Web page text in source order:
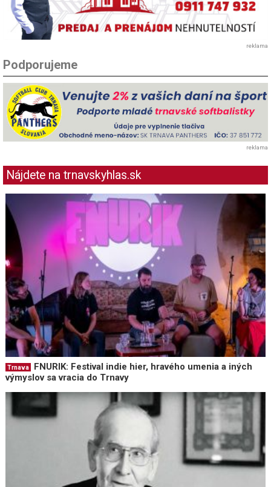
reklama
Podporujeme
reklama
Nájdete na trnavskyhlas.sk
Trnava
FNURIK: Festival indie hier, hravého umenia a iných
výmyslov sa vracia do Trnavy